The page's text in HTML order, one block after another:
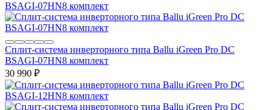
Сплит-система инверторного типа Ballu iGreen Pro DC
BSAGI-07HN8 комплект
30 990 ₽